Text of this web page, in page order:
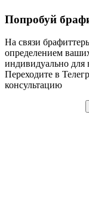
Попробуй
На связи
определением
индивидуально
Переходите в
консультацию